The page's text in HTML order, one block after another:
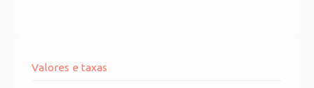
Valores e taxas